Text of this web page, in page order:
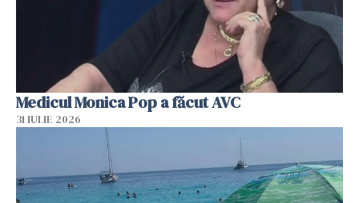
Medicul Monica Pop a făcut AVC
31 IULIE 2026